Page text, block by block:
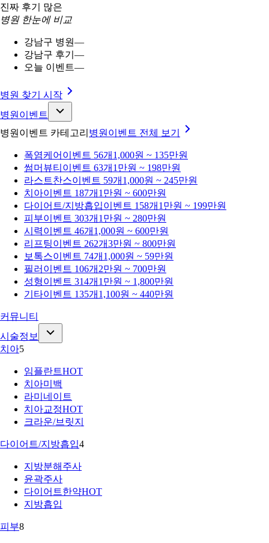
진짜 후기 많은
병원 한눈에 비교
강남구 병원—
강남구 후기 —
오늘 이벤트—
병원 찾기 시작
병원이벤트
병원이벤트 카테고리 병원이벤트 전체 보기
폭염케어 이벤트 56개 1,000원 ~ 135만원
썸머뷰티 이벤트 63개 1만원 ~ 198만원
라스트찬스이벤트 59개 1,000원 ~ 245만원
치아이벤트 187개 1만원 ~ 600만원
다이어트/지방흡입이벤트 158개 1만원 ~ 199만원
피부이벤트 303개 1만원 ~ 280만원
시력이벤트 46개 1,000원 ~ 600만원
리프팅이벤트 262개3만원 ~ 800만원
보톡스이벤트 74개 1,000원 ~ 59만원
필러 이벤트 106개 2만원 ~ 700만원
성형이벤트 314개 1만원 ~ 1,800만원
기타이벤트 135개 1,100원 ~ 440만원
커뮤니티
시술정보
치아5
임플란트HOT
치아미백
라미네이트
치아교정HOT
크라운/브릿지
다이어트/지방흡입4
지방분해주사
윤곽주사
다이어트한약HOT
지방흡입
피부8